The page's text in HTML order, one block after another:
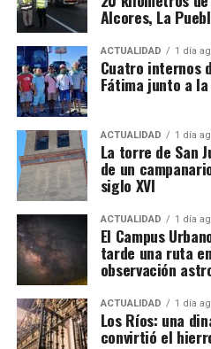
actuaciones en 43
En el conjunto de Andalucía
sobre 126 kilómetros de la
provincias de Sevilla,
Las intervenciones incluyen
baches y blandones,
mejora de capas inferiores
señalización horizontal y
de seguridad y
Alcores, La
ACTUALIDAD 1 día
Cuatro internos
Fátima junto a
ACTUALIDAD 1 día
La torre de San
de un
siglo XVI
ACTUALIDAD 1 día
El Campus
tarde una ruta
observación
ACTUALIDAD 1 día
Los Ríos: una
convirtió el